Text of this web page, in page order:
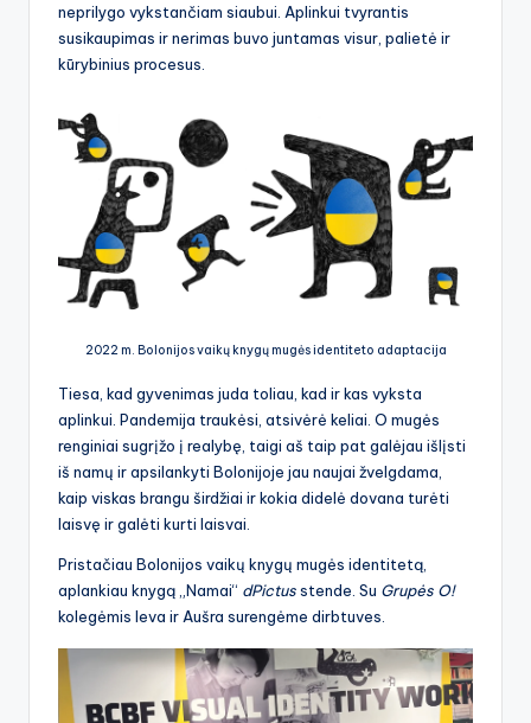
neprilygo vykstančiam siaubui. Aplinkui tvyrantis
susikaupimas ir nerimas buvo juntamas visur, palietė ir
kūrybinius procesus.
2022 m. Bolonijos vaikų knygų mugės identiteto adaptacija
Tiesa, kad gyvenimas juda toliau, kad ir kas vyksta
aplinkui. Pandemija traukėsi, atsivėrė keliai. O mugės
renginiai sugrįžo į realybę, taigi aš taip pat galėjau išlįsti
iš namų ir apsilankyti Bolonijoje jau naujai žvelgdama,
kaip viskas brangu širdžiai ir kokia didelė dovana turėti
laisvę ir galėti kurti laisvai.
Pristačiau Bolonijos vaikų knygų mugės identitetą,
aplankiau knygą „Namai“ dPictusstende. Su Grupės O!
kolegėmis Ieva ir Aušra surengėme dirbtuves.